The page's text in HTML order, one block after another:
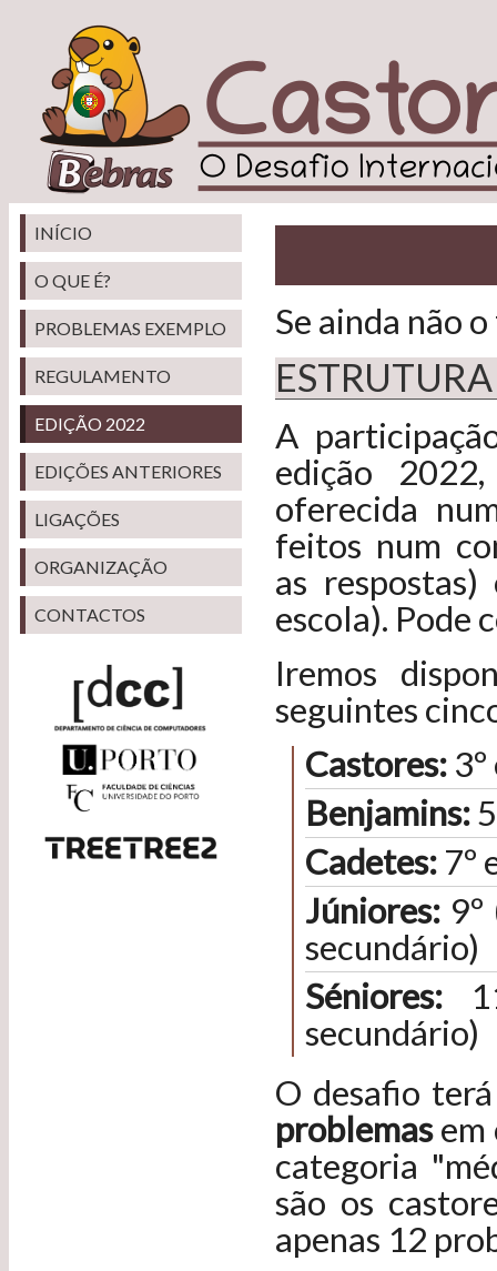
INÍCIO
O QUE É?
PROBLEMAS EXEMPLO
REGULAMENTO
EDIÇÃO 2022
EDIÇÕES ANTERIORES
LIGAÇÕES
ORGANIZAÇÃO
CONTACTOS
Se ainda não
A
edição
oferecida
feitos num
as
escola). Pode
Iremos
seguintes
Castores:
Benjamins:
Cadetes: 7º
Júniores:
secundário)
Séniores:
secundário)
O desafio
problemasem
categoria
são os
apenas 12